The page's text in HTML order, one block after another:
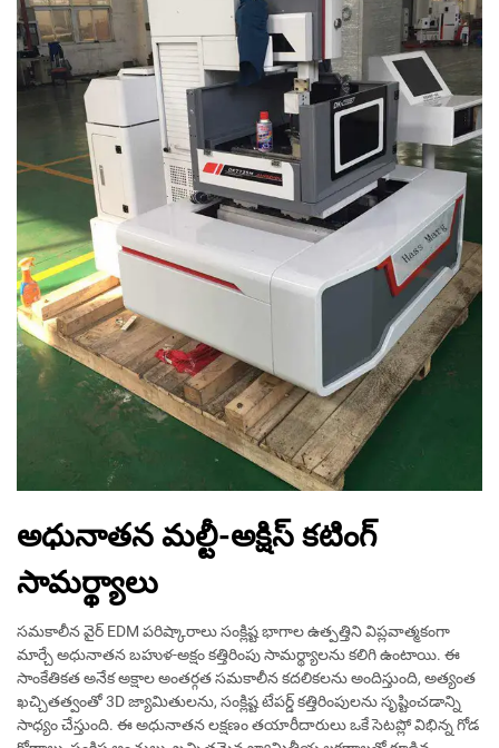
అధునాతన మల్టీ-అక్షిస్ కటింగ్
సామర్థ్యాలు
సమకాలీన వైర్ EDM పరిష్కారాలు సంక్లిష్ట భాగాల ఉత్పత్తిని విప్లవాత్మకంగా
మార్చే అధునాతన బహుళ-అక్షం కత్తిరింపు సామర్థ్యాలను కలిగి ఉంటాయి. ఈ
సాంకేతికత అనేక అక్షాల అంతర్గత సమకాలీన కదలికలను అందిస్తుంది, అత్యంత
ఖచ్చితత్వంతో 3D జ్యామితులను, సంక్లిష్ట టేపర్డ్ కత్తిరింపులను సృష్టించడాన్ని
సాధ్యం చేస్తుంది. ఈ అధునాతన లక్షణం తయారీదారులు ఒకే సెటప్లో విభిన్న గోడ